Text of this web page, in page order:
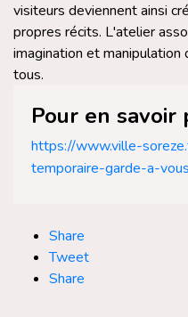
visiteurs deviennent ainsi
propres récits. L'atelier
imagination et manipulation
tous.
Pour en savoir
https://www.ville-
temporaire-garde-a-
Share
Tweet
Share